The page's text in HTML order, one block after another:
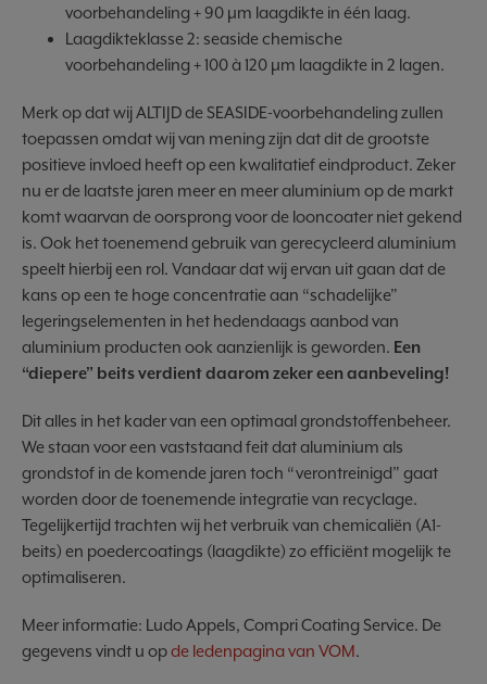
voorbehandeling + 90 µm laagdikte in één laag.
Laagdikteklasse 2: seaside chemische
voorbehandeling + 100 à 120 µm laagdikte in 2 lagen.
Merk op dat wij ALTIJD de SEASIDE-voorbehandeling zullen
toepassen omdat wij van mening zijn dat dit de grootste
positieve invloed heeft op een kwalitatief eindproduct. Zeker
nu er de laatste jaren meer en meer aluminium op de markt
komt waarvan de oorsprong voor de looncoater niet gekend
is. Ook het toenemend gebruik van gerecycleerd aluminium
speelt hierbij een rol. Vandaar dat wij ervan uit gaan dat de
kans op een te hoge concentratie aan “schadelijke”
legeringselementen in het hedendaags aanbod van
aluminium producten ook aanzienlijk is geworden. Een
“diepere” beits verdient daarom zeker een aanbeveling!
Dit alles in het kader van een optimaal grondstoffenbeheer.
We staan voor een vaststaand feit dat aluminium als
grondstof in de komende jaren toch “verontreinigd” gaat
worden door de toenemende integratie van recyclage.
Tegelijkertijd trachten wij het verbruik van chemicaliën (A1-
beits) en poedercoatings (laagdikte) zo efficiënt mogelijk te
optimaliseren.
Meer informatie: Ludo Appels, Compri Coating Service. De
gegevens vindt u opde ledenpagina van VOM.